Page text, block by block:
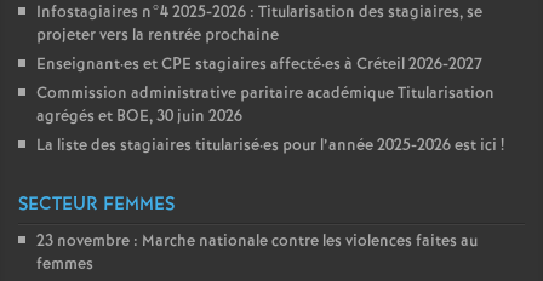
Infostagiaires n°4 2025-2026 : Titularisation des stagiaires, se
projeter vers la rentrée prochaine
Enseignant·es etCPE stagiaires affecté·es à Créteil 2026-2027
Commission administrative paritaire académique Titularisation
agrégés et BOE, 30 juin 2026
La liste des stagiaires titularisé·es pour l’année 2025-2026 est ici !
SECTEUR FEMMES
23 novembre : Marche nationale contre les violences faites au
femmes